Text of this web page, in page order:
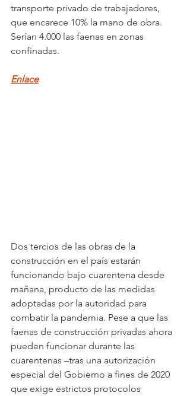
transporte privado de trabajadores,
que encarece 10% la mano de obra.
Serían 4.000 las faenas en zonas
confinadas.
Enlace
Dos tercios de las obras de la
construcción en el país estarán
funcionando bajo cuarentena desde
mañana, producto de las medidas
adoptadas por la autoridad para
combatir la pandemia. Pese a que las
faenas de construcción privadas ahora
pueden funcionar durante las
cuarentenas –tras una autorización
especial del Gobierno a fines de 2020
que exige estrictos protocolos